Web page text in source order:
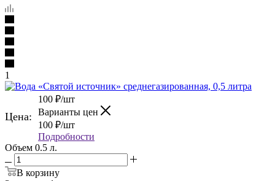
1
Цена:
100 ₽/шт
Варианты цен
100 ₽/шт
Подробности
Объем 0.5 л.
В корзину